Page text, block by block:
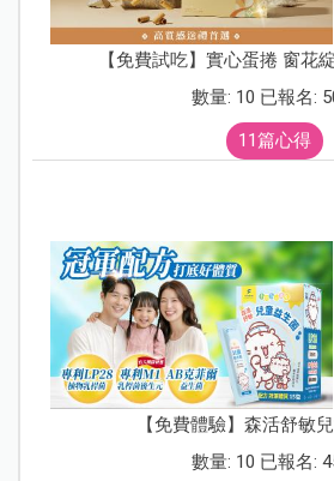
【免費試吃】實心蛋捲 窗花
數量: 10 已報名:
11篇心得
【免費體驗】森活舒敏
數量: 10 已報名: